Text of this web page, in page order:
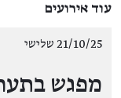
עוד אירועים
21/10/25 שלישי
מפגש